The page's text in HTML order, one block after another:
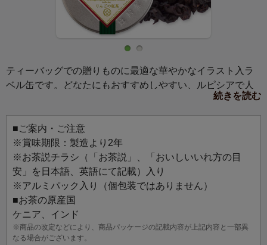
ティーバッグでの贈りものに最適な華やかなイラスト入ラ
ベル缶です。どなたにもおすすめしやすい、ルピシアで人
気のお茶をご用意しました。格式高い赤と緑を基調とした
クラシカルなデザインは、長く愛されてきたアップルティ
ーへの敬愛が込められています。
アップルティー・・・爽やかな林檎の香りが広がる芳醇な
風味のアップルティーです。林檎の果実を贅沢にトッピン
グし、味わいは甘く、柔らかに仕上げました。贈りものに
もおすすめです。
続きを読む
■ご案内・ご注意
※賞味期限：製造より2年
※お茶説チラシ（「お茶説」、「おいしいいれ方の目
安」を日本語、英語にて記載）入り
※アルミパック入り（個包装ではありません）
■お茶の原産国
ケニア、インド
※商品の改定などにより、商品パッケージの記載内容が上記内容と一部異
なる場合がございます。